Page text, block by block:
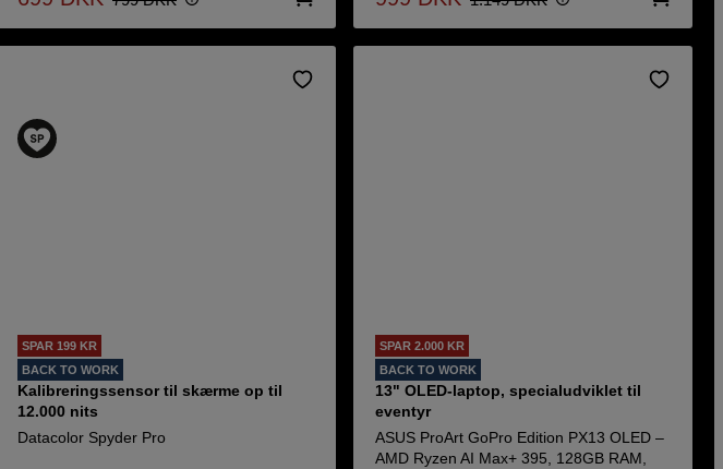
SPAR 199 KR
BACK TO WORK
Kalibreringssensor til skærme op til
12.000 nits
Datacolor Spyder Pro
SPAR 2.000 KR
BACK TO WORK
13" OLED-laptop, specialudviklet til
eventyr
ASUS ProArt GoPro Edition PX13 OLED –
AMD Ryzen AI Max+ 395, 128GB RAM,